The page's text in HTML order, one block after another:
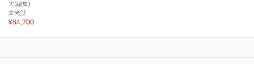
大(編集)
文光堂
¥84,700